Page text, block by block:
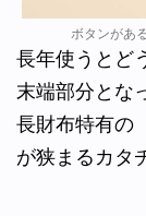
ボタンがあ
長年使うとど
末端部分とな
長財布特有の
が狭まるカタ